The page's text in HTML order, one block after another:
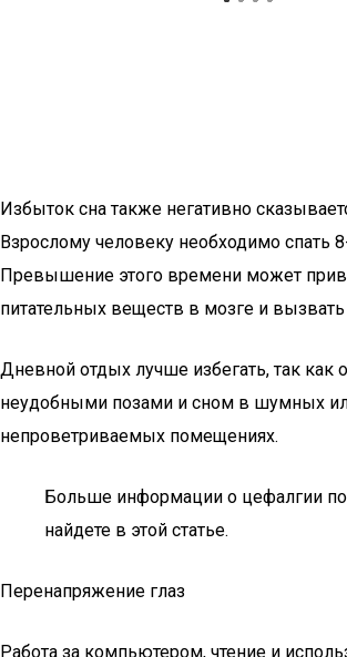
Избыток сна также негативно
Взрослому человеку необходимо спать
Превышение этого времени может
питательных веществ в мозге и
Дневной отдых лучше избегать, так как
неудобными позами и сном в шумных
непроветриваемых помещениях.
Больше информации о цефалгии
найдете в этой статье.
Перенапряжение глаз
Работа за компьютером, чтение и